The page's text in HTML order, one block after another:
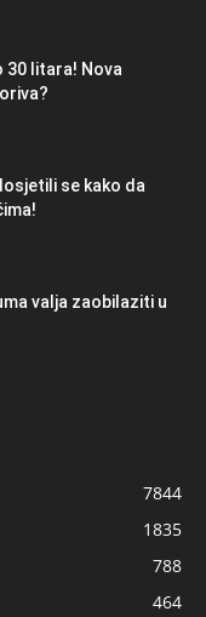
30 litara! Nova
se kako da
valja zaobilaziti u
7844
1835
788
464